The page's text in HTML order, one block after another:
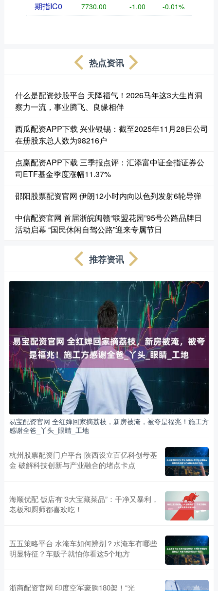
期指IC0 7730.00 -1.00 -0.01%
热点资讯
什么是配资炒股平台 天降福气！2026马年这3大生肖洞
察力一流，事业腾飞、良缘相伴
西瓜配资APP下载 兴业银锡：截至2025年11月28日公司
在册股东总人数为98216户
点赢配资APP下载 三季报点评：汇添富中证全指证券公
司ETF基金季度涨幅11.37%
邵阳股票配资官网 伊朗12小时内向以色列发射6轮导弹
中信配资官网 首届浙皖闽赣“联盟花园”95号公路品牌日
活动启幕 “国民休闲自驾公路”迎来专属节日
推荐资讯
易宝配资官网 全红婵回家摘荔枝，新房被淹，被夸是福兆！施工方
感谢全爸_丫头_眼睛_工地
杭州股票配资门户平台 陕西设立百亿科创母基
金 破解科技创新与产业融合的堵点卡点
海顺优配 饭店有“3大宝藏菜品”：干净又暴利，
老板和厨师都喜欢吃！
五五策略平台 水淹车如何辨别？水淹车有哪些
明显特征？车贩子就怕你看这5个地方
浙商配资官网 印度空军豪购180架！“光